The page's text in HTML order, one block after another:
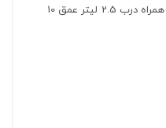
یک عدد قابلمه قطر 18 سانتی متر همراه درب 2.5 لیتر عمق 10